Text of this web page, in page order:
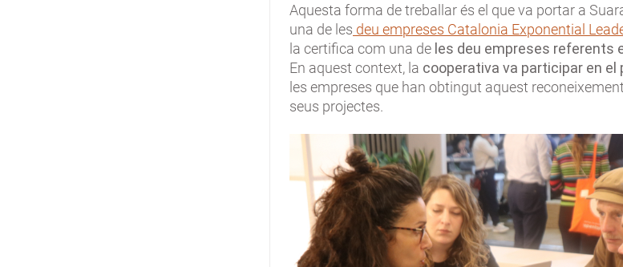
Aquesta forma de treballar és el que va portar a
una de les deu empreses Catalonia Exponential
la certifica com una de les deu empreses referents
En aquest context, la cooperativa va participar en el
les empreses que han obtingut aquest
seus projectes.